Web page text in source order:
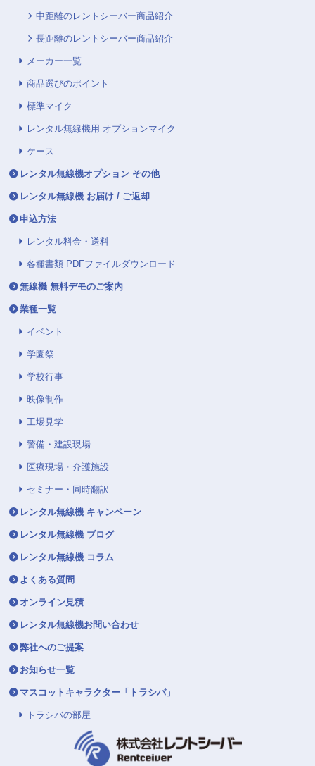
中距離のレントシーバー商品紹介
長距離のレントシーバー商品紹介
メーカー一覧
商品選びのポイント
標準マイク
レンタル無線機用 オプションマイク
ケース
レンタル無線機オプション その他
レンタル無線機 お届け / ご返却
申込方法
レンタル料金・送料
各種書類 PDFファイルダウンロード
無線機 無料デモのご案内
業種一覧
イベント
学園祭
学校行事
映像制作
工場見学
警備・建設現場
医療現場・介護施設
セミナー・同時翻訳
レンタル無線機 キャンペーン
レンタル無線機 ブログ
レンタル無線機 コラム
よくある質問
オンライン見積
レンタル無線機お問い合わせ
弊社へのご提案
お知らせ一覧
マスコットキャラクター「トラシバ」
トラシバの部屋